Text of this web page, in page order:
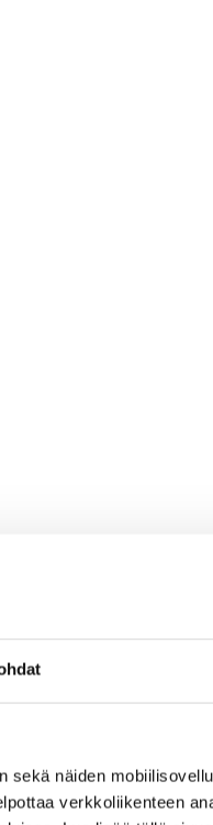
sekä näiden
verkkoliikenteen